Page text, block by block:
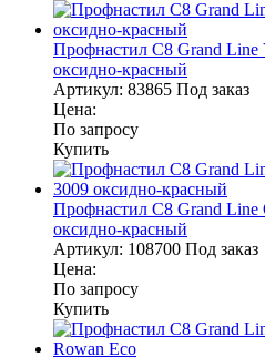
Профнастил С8 Grand
оксидно-красный
Артикул: 83865 Под заказ
Цена:
По запросу
Купить
Профнастил С8 Grand
оксидно-красный
Артикул: 108700 Под заказ
Цена:
По запросу
Купить